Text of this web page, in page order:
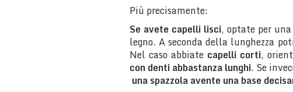
Più precisamente:
Se avete capelli lisci, optate per una
legno. A seconda della lunghezza
Nel caso abbiate capelli corti,
con denti abbastanza lunghi. Se
una spazzola avente una base